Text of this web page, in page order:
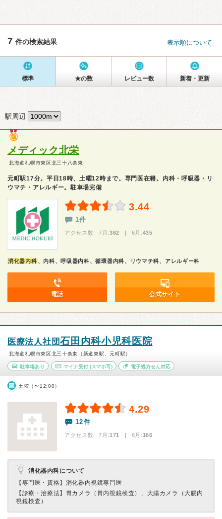
7 件の検索結果 表示順について
標準 ★の数 レビュー数 新着・更新
駅周辺
メディック北栄
北海道札幌市東区北三十八条東
元町駅17分。平日18時、土曜12時まで。専門医在籍。内科・呼吸器・リ
ウマチ・アレルギー。駐車場完備
3.44
1件
アクセス数 7月:362 | 6月:435
消化器内科 、内科、呼吸器内科、循環器内科、リウマチ科、アレルギー科
電話 公式サイト
医療法人社団石田内科小児科医院
北海道札幌市東区北三十条東（新道東駅、元町駅）
駐車場あり マイナ受付(スマホ可) 電子処方せん対応
土曜（〜12:00）
4.29
12件
アクセス数 7月:171 | 6月:166
消化器内科について
【専門医・資格】 消化器内視鏡専門医
【診療・治療法】 胃カメラ（胃内視鏡検査）、大腸カメラ（大腸内
視鏡検査）